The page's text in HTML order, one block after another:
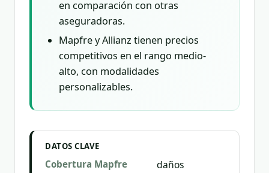
en comparación con otras
aseguradoras.
Mapfre y Allianz tienen precios
competitivos en el rango medio-
alto, con modalidades
personalizables.
DATOS CLAVE
Cobertura Mapfre
daños